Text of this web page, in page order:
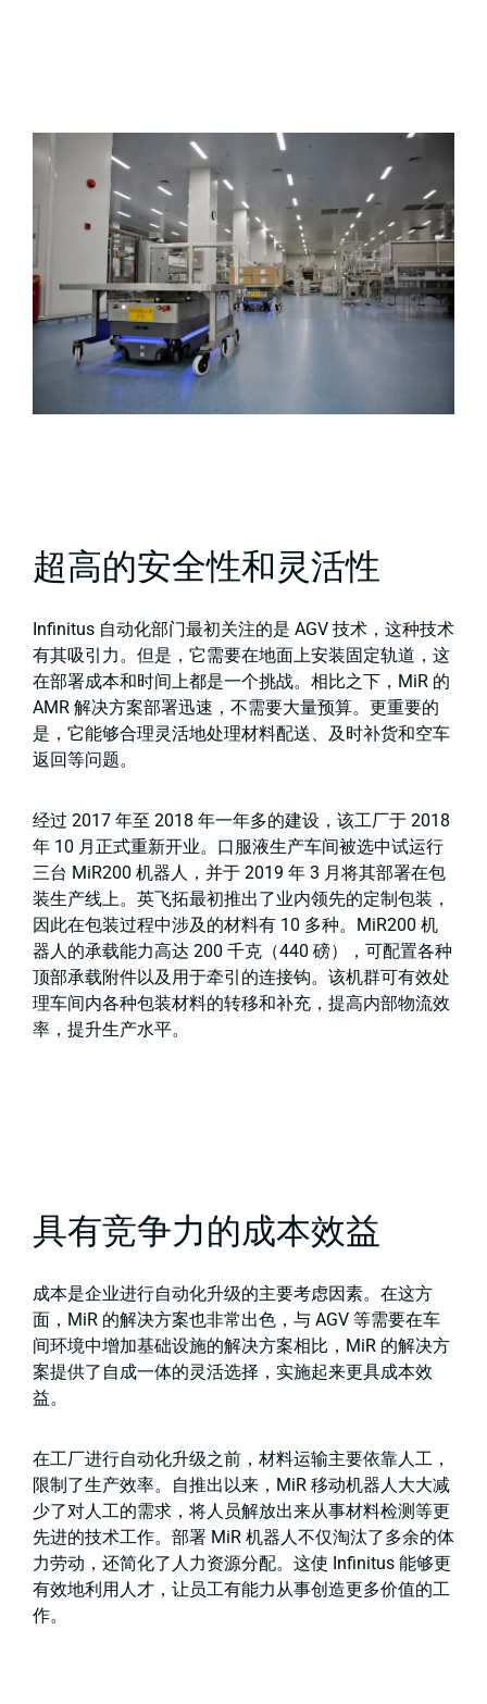
超高的安全性和灵活性
Infinitus 自动化部门最初关注的是 AGV 技术，这种技术
有其吸引力。但是，它需要在地面上安装固定轨道，这
在部署成本和时间上都是一个挑战。相比之下，MiR 的
AMR 解决方案部署迅速，不需要大量预算。更重要的
是，它能够合理灵活地处理材料配送、及时补货和空车
返回等问题。
经过 2017 年至 2018 年一年多的建设，该工厂于 2018
年 10 月正式重新开业。口服液生产车间被选中试运行
三台 MiR200 机器人，并于 2019 年 3 月将其部署在包
装生产线上。英飞拓最初推出了业内领先的定制包装，
因此在包装过程中涉及的材料有 10 多种。MiR200 机
器人的承载能力高达 200 千克（440 磅），可配置各种
顶部承载附件以及用于牵引的连接钩。该机群可有效处
理车间内各种包装材料的转移和补充，提高内部物流效
率，提升生产水平。
具有竞争力的成本效益
成本是企业进行自动化升级的主要考虑因素。在这方
面，MiR 的解决方案也非常出色，与 AGV 等需要在车
间环境中增加基础设施的解决方案相比，MiR 的解决方
案提供了自成一体的灵活选择，实施起来更具成本效
益。
在工厂进行自动化升级之前，材料运输主要依靠人工，
限制了生产效率。自推出以来，MiR 移动机器人大大减
少了对人工的需求，将人员解放出来从事材料检测等更
先进的技术工作。部署 MiR 机器人不仅淘汰了多余的体
力劳动，还简化了人力资源分配。这使 Infinitus 能够更
有效地利用人才，让员工有能力从事创造更多价值的工
作。